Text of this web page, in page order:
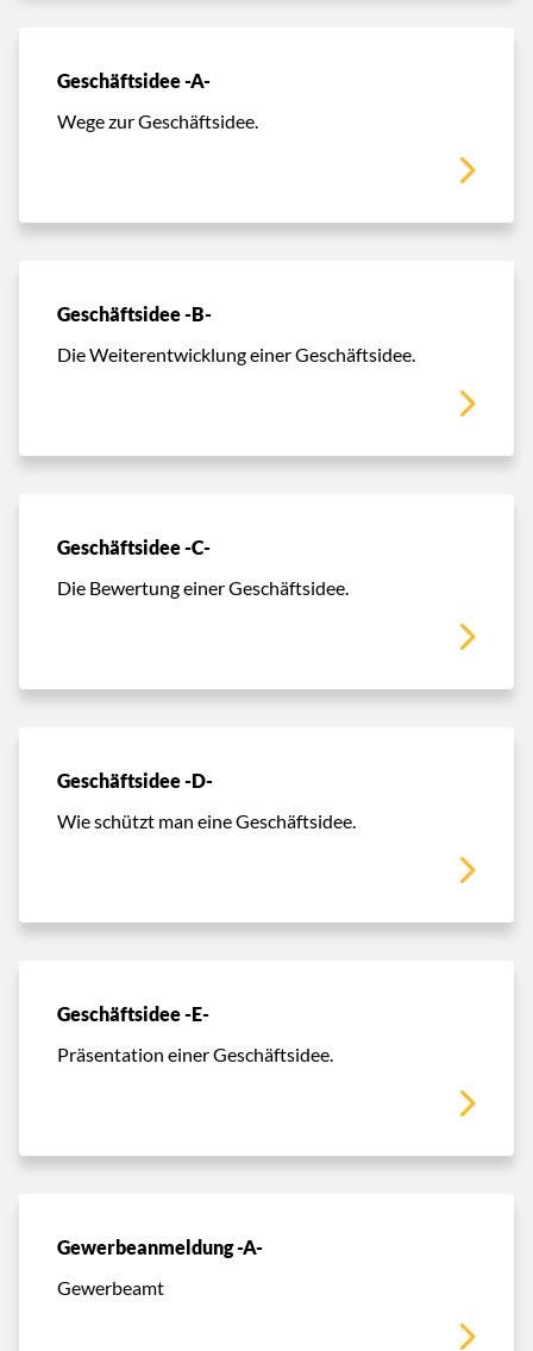
Geschäftsidee -A-
Wege zur Geschäftsidee.
Geschäftsidee -B-
Die Weiterentwicklung einer Geschäftsidee.
Geschäftsidee -C-
Die Bewertung einer Geschäftsidee.
Geschäftsidee -D-
Wie schützt man eine Geschäftsidee.
Geschäftsidee -E-
Präsentation einer Geschäftsidee.
Gewerbeanmeldung -A-
Gewerbeamt